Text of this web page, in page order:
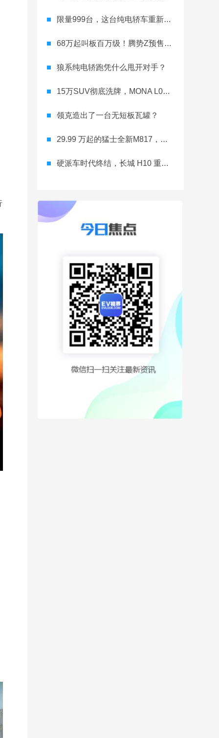
限量999台，这台纯电轿车重新定义运动家用
68万起叫板百万级！腾势Z预售开启
狼系纯电轿跑凭什么甩开对手？
15万SUV彻底洗牌，MONA L03直接降维打击
领克造出了一台无短板瓦罐？
29.99 万起的猛士全新M817，从此越野不靠老司机
硬派车时代终结，长城 H10 重新洗牌